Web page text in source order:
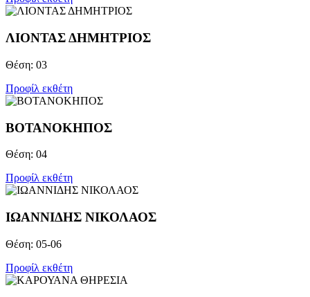
ΛΙΟΝΤΑΣ ΔΗΜΗΤΡΙΟΣ
Θέση: 03
Προφίλ εκθέτη
ΒΟΤΑΝΟΚΗΠΟΣ
Θέση: 04
Προφίλ εκθέτη
ΙΩΑΝΝΙΔΗΣ ΝΙΚΟΛΑΟΣ
Θέση: 05-06
Προφίλ εκθέτη